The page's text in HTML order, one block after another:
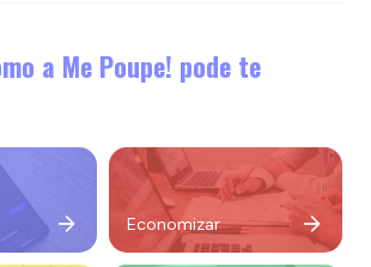
a Me Poupe! pode te
Economizar